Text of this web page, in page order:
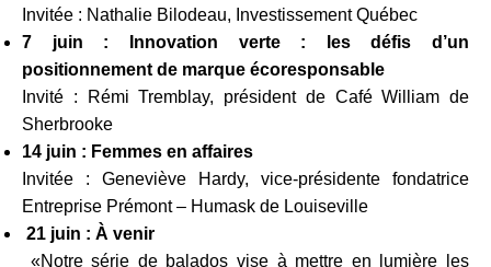
Invitée : Nathalie Bilodeau, Investissement Québec
7 juin : Innovation verte : les défis d’un
positionnement de marque écoresponsable
Invité : Rémi Tremblay, président de Café William de
Sherbrooke
14 juin : Femmes en affaires
Invitée : Geneviève Hardy, vice-présidente fondatrice
Entreprise Prémont – Humask de Louiseville
21 juin : À venir
«Notre série de balados vise à mettre en lumière les